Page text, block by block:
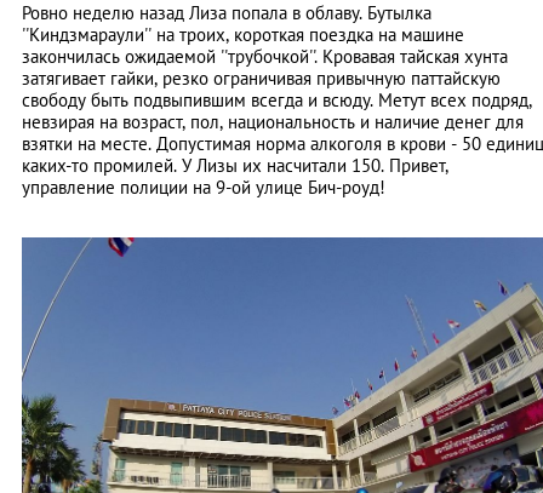
Ровно неделю назад Лиза попала в облаву. Бутылка
''Киндзмараули'' на троих, короткая поездка на машине
закончилась ожидаемой ''трубочкой''. Кровавая тайская хунта
затягивает гайки, резко ограничивая привычную паттайскую
свободу быть подвыпившим всегда и всюду. Метут всех подряд,
невзирая на возраст, пол, национальность и наличие денег для
взятки на месте. Допустимая норма алкоголя в крови - 50 единиц
каких-то промилей. У Лизы их насчитали 150. Привет,
управление полиции на 9-ой улице Бич-роуд!